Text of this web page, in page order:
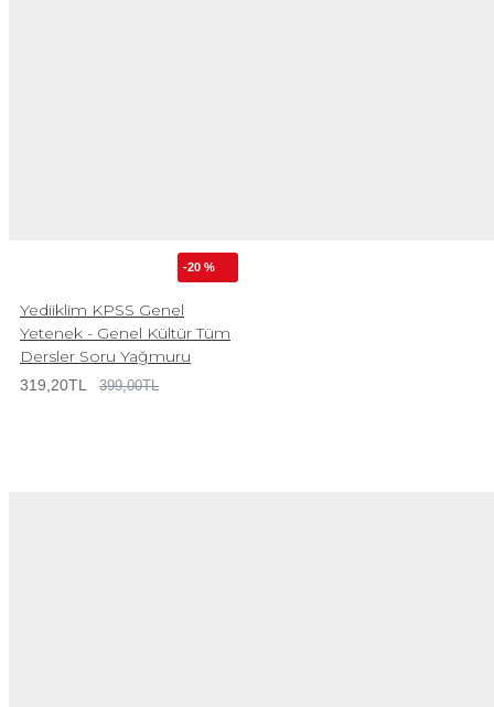
-20 %
Yediiklim KPSS Genel
Yetenek - Genel Kültür Tüm
Dersler Soru Yağmuru
319,20TL 399,00TL